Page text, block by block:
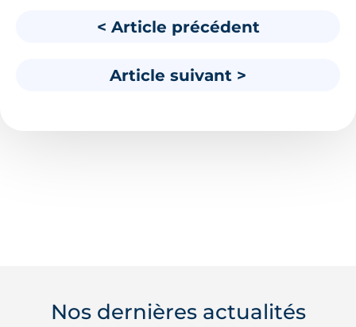
< Article précédent
Article suivant >
Nos dernières actualités